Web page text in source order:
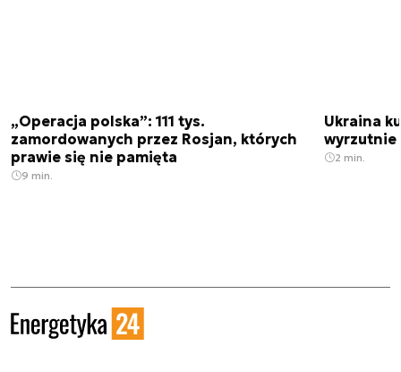
„Operacja polska”: 111 tys.
zamordowanych przez Rosjan, których
prawie się nie pamięta
9 min.
Ukraina
wyrzutnie
2 min.